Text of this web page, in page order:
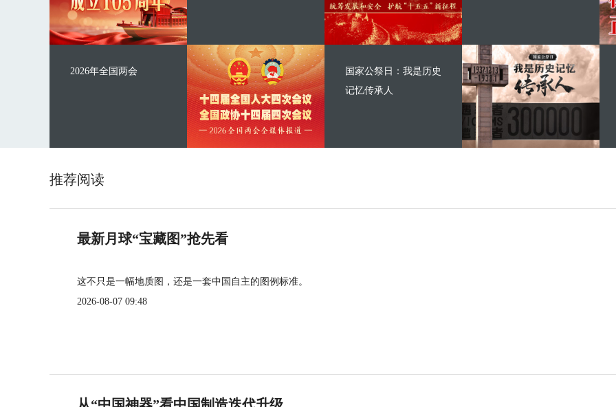
2026年全国两会
国家公祭日：我是历史
记忆传承人
推荐阅读
最新月球“宝藏图”抢先看
这不只是一幅地质图，还是一套中国自主的图例标准。
2026-08-07 09:48